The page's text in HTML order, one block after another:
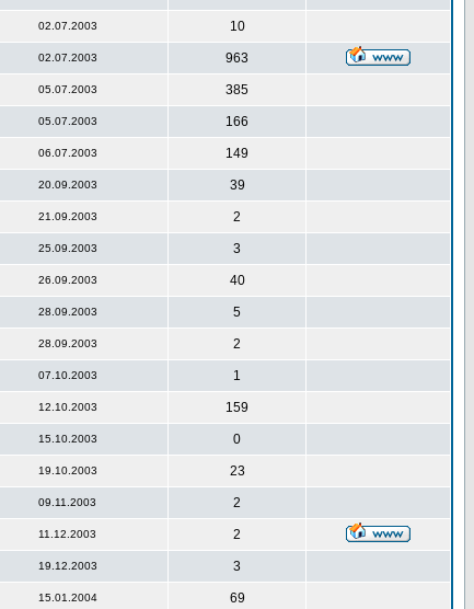
02.07.2003 10
02.07.2003 963
05.07.2003 385
05.07.2003 166
06.07.2003 149
20.09.2003 39
21.09.2003 2
25.09.2003 3
26.09.2003 40
28.09.2003 5
28.09.2003 2
07.10.2003 1
12.10.2003 159
15.10.2003 0
19.10.2003 23
09.11.2003 2
11.12.2003 2
19.12.2003 3
15.01.2004 69